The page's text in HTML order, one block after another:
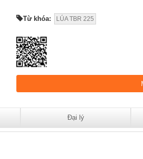
Từ khóa: LÚA TBR 225
Đại lý